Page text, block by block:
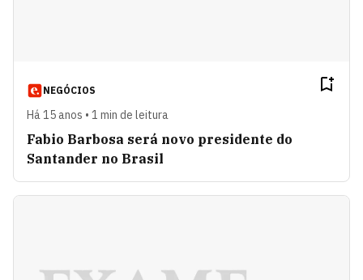
NEGÓCIOS
Há 15 anos • 1 min de leitura
Fabio Barbosa será novo presidente do
Santander no Brasil